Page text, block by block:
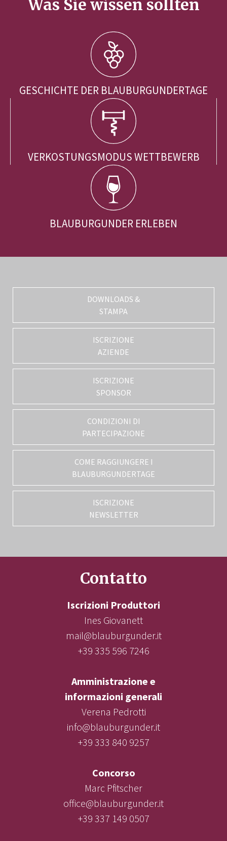
Was Sie wissen sollten
GESCHICHTE DER BLAUBURGUNDERTAGE
VERKOSTUNGSMODUS WETTBEWERB
BLAUBURGUNDER ERLEBEN
DOWNLOADS &
STAMPA
ISCRIZIONE
AZIENDE
ISCRIZIONE
SPONSOR
CONDIZIONI DI
PARTECIPAZIONE
COME RAGGIUNGERE I
BLAUBURGUNDERTAGE
ISCRIZIONE
NEWSLETTER
Contatto
Iscrizioni Produttori
Ines Giovanett
mail@blauburgunder.it
+39 335 596 7246
Amministrazione e
informazioni generali
Verena Pedrotti
info@blauburgunder.it
+39 333 840 9257
Concorso
Marc Pfitscher
office@blauburgunder.it
+39 337 149 0507